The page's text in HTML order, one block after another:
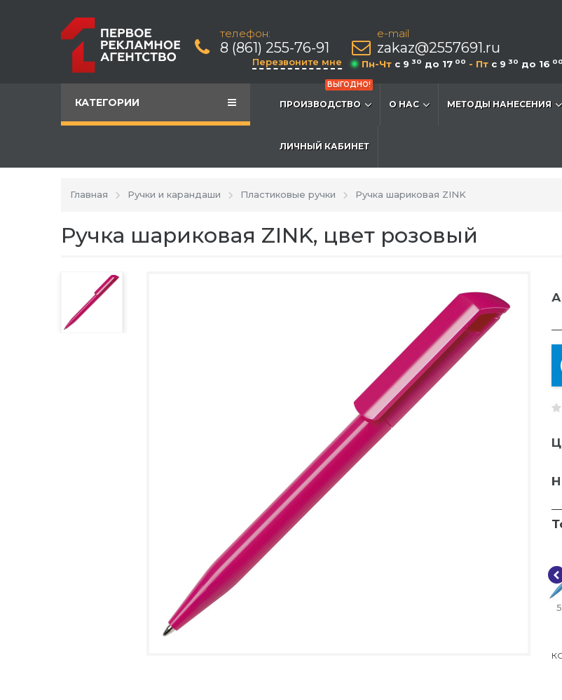
телефон:
8 (861) 255-76-91
Перезвоните мне
e-mail
zakaz@2557691.ru
Пн-Чт c 9 30 до 17 00 - Пт c 9 30 до 16 00
КАТЕГОРИИ
ВЫГОДНО!
ПРОИЗВОДСТВО О НАС МЕТОДЫ НАНЕСЕНИЯ
ЛИЧНЫЙ КАБИНЕТ
Главная Ручки и карандаши Пластиковые ручки Ручка шариковая ZINK
Ручка шариковая ZINK, цвет розовый